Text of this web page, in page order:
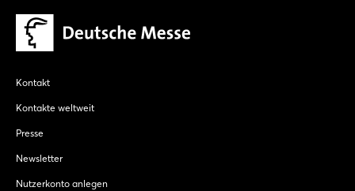
Kontakt
Kontakte weltweit
Presse
Newsletter
Nutzerkonto anlegen